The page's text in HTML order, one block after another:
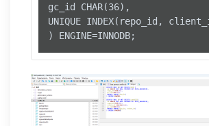
gc_id CHAR(36),
UNIQUE INDEX(repo_id,
) ENGINE=INNODB;